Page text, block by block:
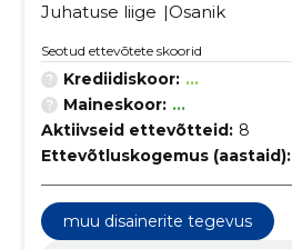
Juhatuse liige
Osanik
Seotud ettevõtete skoorid
Krediidiskoor: ...
Maineskoor: ...
Aktiivseid ettevõtteid: 8
Ettevõtluskogemus (aastaid):
muu disainerite tegevus